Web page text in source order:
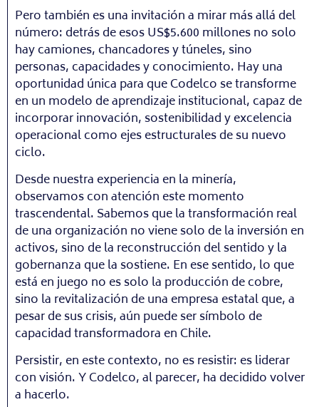
Pero también es una invitación a mirar más allá del
número: detrás de esos US$5.600 millones no solo
hay camiones, chancadores y túneles, sino
personas, capacidades y conocimiento. Hay una
oportunidad única para que Codelco se transforme
en un modelo de aprendizaje institucional, capaz de
incorporar innovación, sostenibilidad y excelencia
operacional como ejes estructurales de su nuevo
ciclo.
Desde nuestra experiencia en la minería,
observamos con atención este momento
trascendental. Sabemos que la transformación real
de una organización no viene solo de la inversión en
activos, sino de la reconstrucción del sentido y la
gobernanza que la sostiene. En ese sentido, lo que
está en juego no es solo la producción de cobre,
sino la revitalización de una empresa estatal que, a
pesar de sus crisis, aún puede ser símbolo de
capacidad transformadora en Chile.
Persistir, en este contexto, no es resistir: es liderar
con visión. Y Codelco, al parecer, ha decidido volver
a hacerlo.